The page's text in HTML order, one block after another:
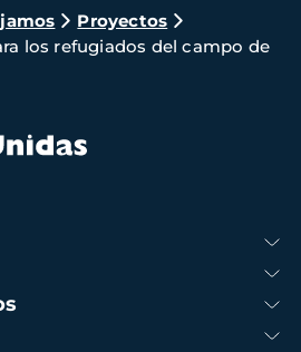
Proyectos
los refugiados del campo de